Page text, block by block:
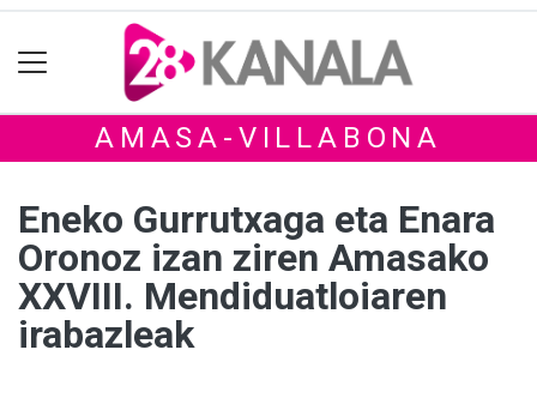
AMASA-VILLABONA
Eneko Gurrutxaga eta Enara
Oronoz izan ziren Amasako
XXVIII. Mendiduatloiaren
irabazleak